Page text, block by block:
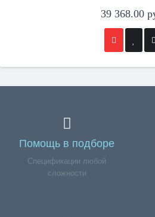
39 368.00
Помощь в подборе
Спецификации любой
сложности